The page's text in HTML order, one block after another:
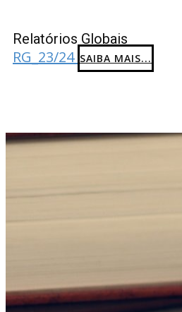
Relatórios Globais
RG_23/24 SAIBA MAIS...